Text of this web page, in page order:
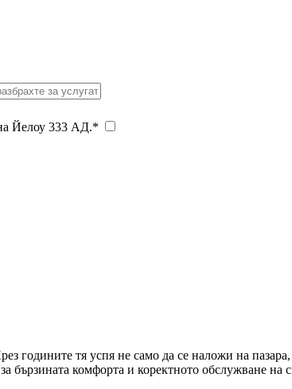
Йелоу 333 АД.*
годините тя успя не само да се наложи на
бързината комфорта и коректното обслужване на